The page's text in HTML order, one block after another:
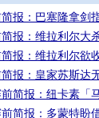
报：巴塞隆拿剑
报：维拉利尔大
报：维拉利尔欲
报：皇家苏斯达
简报：纽卡素「
简报：多蒙特盼